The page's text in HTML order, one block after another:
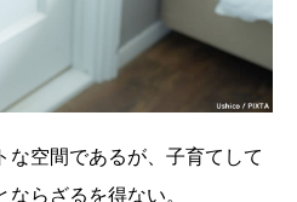
な空間であるが、子育てして
らざるを得ない。